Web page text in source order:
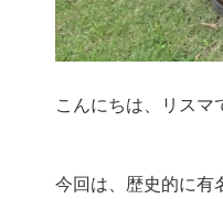
こんにちは、リスマ
今回は、歴史的に有